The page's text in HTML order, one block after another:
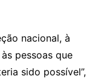
nacional, à
pessoas que
sido possível”,